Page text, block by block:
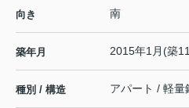
向き 南
築年月 2015年1月(築
種別 / 構造 アパート / 軽量